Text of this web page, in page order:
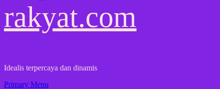
rakyat.com
Idealis terpercaya dan dinamis
Primary Menu